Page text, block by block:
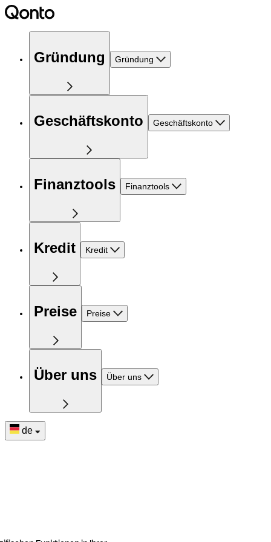
Gründung Gründung
Geschäftskonto Geschäftskonto
Finanztools Finanztools
Kredit Kredit
Preise Preise
Über uns Über uns
de